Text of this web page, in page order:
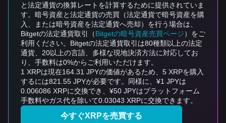
と法定通貨の換算レートを計算するために提供されていま
す。暗号資産と法定通貨の売買（法定通貨で暗号資産を購
入、または暗号資産を法定通貨へ売却）を行う場合は、
Bitgetの法定通貨取引（Bitgetの暗号資産売買ページ）をご
利用ください。Bitgetの法定通貨取引は80種類以上の法定
通貨、20以上の言語、多様な現地決済方法に対応してお
り、手数料は0%からご利用いただけます。
1 XRPは現在164.31 JPYの価値があるため、5 XRPを購入
するには821.55 JPYが必要です。同様に、¥1 JPYは
0.006086 XRPに交換でき、¥50 JPYはプラットフォーム
手数料やガス代を除いて0.03043 XRPに交換できます。
今すぐXRPを売買する